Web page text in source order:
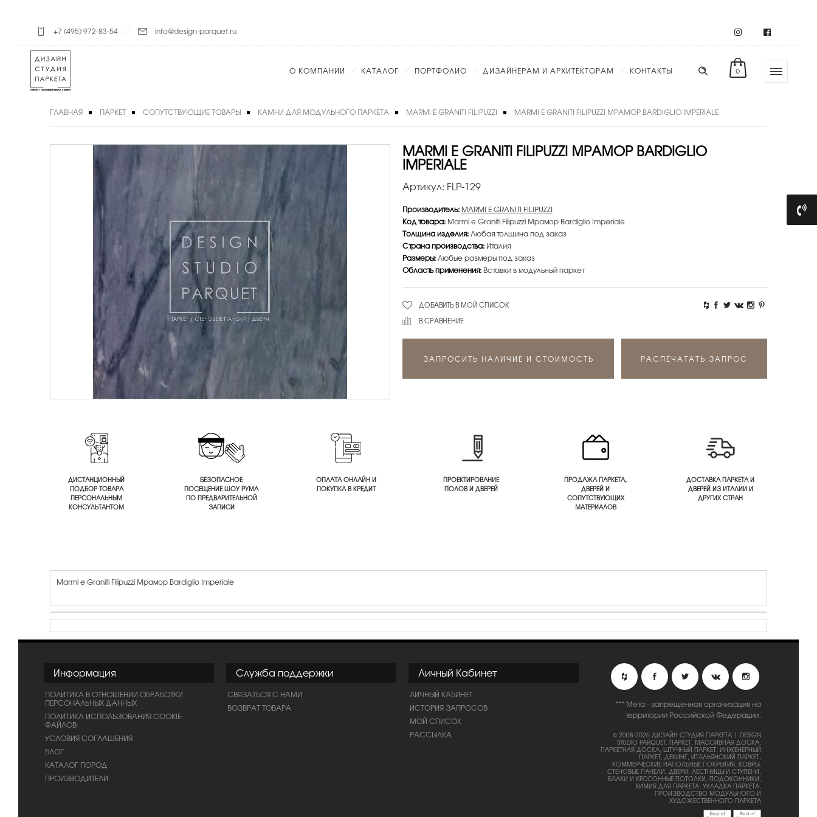
+7 (495) 972-83-54 info@design-parquet.ru
0
О КОМПАНИИ КАТАЛОГ ПОРТФОЛИО ДИЗАЙНЕРАМ И АРХИТЕКТОРАМ КОНТАКТЫ
ГЛАВНАЯ ПАРКЕТ СОПУТСТВУЮЩИЕ ТОВАРЫ КАМНИ ДЛЯ МОДУЛЬНОГО ПАРКЕТА MARMI E GRANITI FILIPUZZI MARMI E GRANITI FILIPUZZI МРАМОР BARDIGLIO IMPERIALE
MARMI E GRANITI FILIPUZZI МРАМОР BARDIGLIO
IMPERIALE
Артикул: FLP-129
Производитель: MARMI E GRANITI FILIPUZZI
Код товара: Marmi e Graniti Filipuzzi Мрамор Bardiglio Imperiale
Толщина изделия:Любая толщина под заказ
Страна производства: Италия
Размеры:Любые размеры под заказ
Область применения: Вставки в модульный паркет
ДОБАВИТЬ В МОЙ СПИСОК
В СРАВНЕНИЕ
ЗАПРОСИТЬ НАЛИЧИЕ И СТОИМОСТЬ РАСПЕЧАТАТЬ ЗАПРОС
ДИСТАНЦИОННЫЙ
ПОДБОР ТОВАРА
ПЕРСОНАЛЬНЫМ
КОНСУЛЬТАНТОМ
БЕЗОПАСНОЕ
ПОСЕЩЕНИЕ ШОУ РУМА
ПО ПРЕДВАРИТЕЛЬНОЙ
ЗАПИСИ
ОПЛАТА ОНЛАЙН И
ПОКУПКА В КРЕДИТ
ПРОЕКТИРОВАНИЕ
ПОЛОВ И ДВЕРЕЙ
ПРОДАЖА ПАРКЕТА,
ДВЕРЕЙ И
СОПУТСТВУЮЩИХ
МАТЕРИАЛОВ
ДОСТАВКА ПАРКЕТА И
ДВЕРЕЙ ИЗ ИТАЛИИ И
ДРУГИХ СТРАН
Marmi e Graniti Filipuzzi Мрамор Bardiglio Imperiale
Информация
ПОЛИТИКА В ОТНОШЕНИИ ОБРАБОТКИ
ПЕРСОНАЛЬНЫХ ДАННЫХ
ПОЛИТИКА ИСПОЛЬЗОВАНИЯ COOKIE-
ФАЙЛОВ
УСЛОВИЯ СОГЛАШЕНИЯ
БЛОГ
КАТАЛОГ ПОРОД
ПРОИЗВОДИТЕЛИ
Служба поддержки
СВЯЗАТЬСЯ С НАМИ
ВОЗВРАТ ТОВАРА
Личный Кабинет
ЛИЧНЫЙ КАБИНЕТ
ИСТОРИЯ ЗАПРОСОВ
МОЙ СПИСОК
РАССЫЛКА
*** Мета - запрещенная организация на
территории Российской Федерации.
© 2008-2026 ДИЗАЙН СТУДИЯ ПАРКЕТА | DESIGN
STUDIO PARQUET. ПАРКЕТ, МАССИВНАЯ ДОСКА,
ПАРКЕТНАЯ ДОСКА, ШТУЧНЫЙ ПАРКЕТ, ИНЖЕНЕРНЫЙ
ПАРКЕТ, ДЕКИНГ, ИТАЛЬЯНСКИЙ ПАРКЕТ,
КОММЕРЧЕСКИЕ НАПОЛЬНЫЕ ПОКРЫТИЯ, КОВРЫ,
СТЕНОВЫЕ ПАНЕЛИ, ДВЕРИ, ЛЕСТНИЦЫ И СТУПЕНИ,
БАЛКИ И КЕССОННЫЕ ПОТОЛКИ, ПОДОКОННИКИ,
ХИМИЯ ДЛЯ ПАРКЕТА, УКЛАДКА ПАРКЕТА,
ПРОИЗВОДСТВО МОДУЛЬНОГО И
ХУДОЖЕСТВЕННОГО ПАРКЕТА